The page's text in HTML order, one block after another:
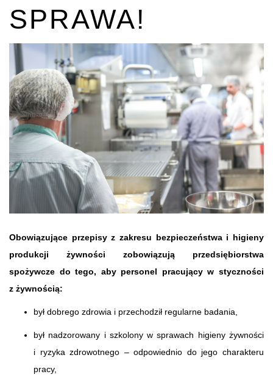
SPRAWA!
Obowiązujące przepisy z zakresu bezpieczeństwa i higieny
produkcji żywności zobowiązują przedsiębiorstwa
spożywcze do tego, aby personel pracujący w styczności
z żywnością:
był dobrego zdrowia i przechodził regularne badania,
był nadzorowany i szkolony w sprawach higieny żywności
i ryzyka zdrowotnego – odpowiednio do jego charakteru
pracy,